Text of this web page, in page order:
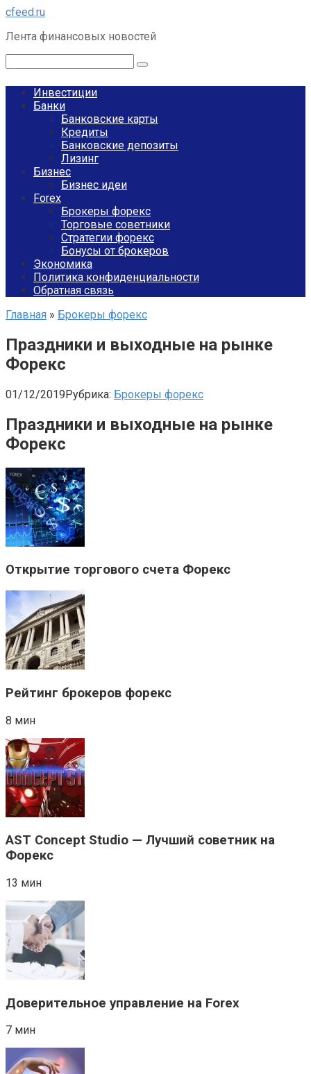
Перейти
контенту
cfeed.ru
Лента финансовых новостей
Инвестиции
Банки
Банковские карты
Кредиты
Банковские депозиты
Лизинг
Бизнес
Бизнес идеи
Forex
Брокеры форекс
Торговые советники
Стратегии форекс
Бонусы от брокеров
Экономика
Политика конфиденциальности
Обратная связь
Главная » Брокеры форекс
Праздники и выходные на рынке
Форекс
01/12/2019Рубрика: Брокеры форекс
Праздники и выходные на рынке
Форекс
Открытие торгового счета Форекс
Рейтинг брокеров форекс
8 мин
AST Concept Studio — Лучший советник на
Форекс
13 мин
Доверительное управление на Forex
7 мин